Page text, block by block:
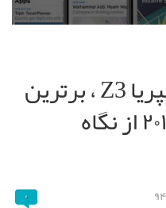
بررسی تخصصی اکسپریا Z3 ، برترین
اسمارت فون سال ۲۰۱۴ از نگاه
۰